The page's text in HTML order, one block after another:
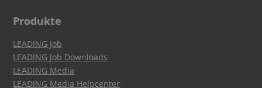
Produkte
LEADING Job
LEADING Job Downloads
LEADING Media
LEADING Media Helpcenter